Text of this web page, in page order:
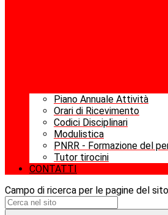
Piano Annuale Attività
Orari di Ricevimento
Codici Disciplinari
Modulistica
PNRR - Formazione del
Tutor tirocini
CONTATTI
Campo di ricerca per le pagine del sito